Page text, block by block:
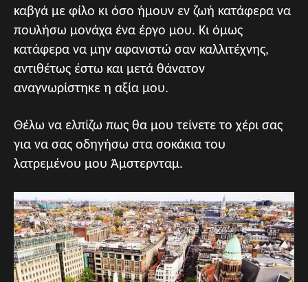
καβγά με φίλο κι όσο ήμουν εν ζωή κατάφερα να
πουλήσω μονάχα ένα έργο μου. Κι όμως
κατάφερα να μην αφανιστώ σαν καλλιτέχνης,
αντιθέτως έστω και μετά θάνατον
αναγνωρίστηκε η αξία μου.
Θέλω να ελπίζω πως θα μου τείνετε το χέρι σας
για να σας οδηγήσω στα σοκάκια του
λατρεμένου μου Άμστερνταμ.